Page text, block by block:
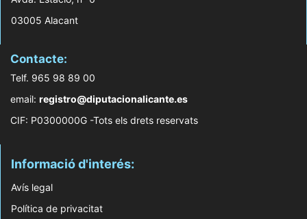
03005 Alacant
Contacte:
Telf. 965 98 89 00
email: registro@diputacionalicante.es
CIF: P0300000G -Tots els drets reservats
Informació d'interés:
Avís legal
Política de privacitat